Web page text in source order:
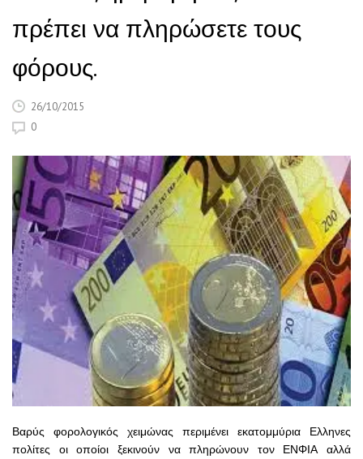
πρέπει να πληρώσετε τους
φόρους.
26/10/2015
0
Βαρύς φορολογικός χειμώνας περιμένει εκατομμύρια Ελληνες
πολίτες οι οποίοι ξεκινούν να πληρώνουν τον ΕΝΦΙΑ αλλά